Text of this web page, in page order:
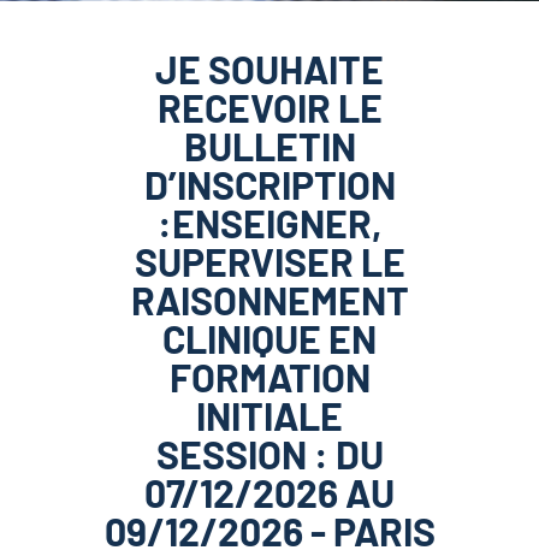
JE SOUHAITE
RECEVOIR LE
BULLETIN
D’INSCRIPTION
:ENSEIGNER,
SUPERVISER LE
RAISONNEMENT
CLINIQUE EN
FORMATION
INITIALE
SESSION : DU
07/12/2026 AU
09/12/2026 - PARIS